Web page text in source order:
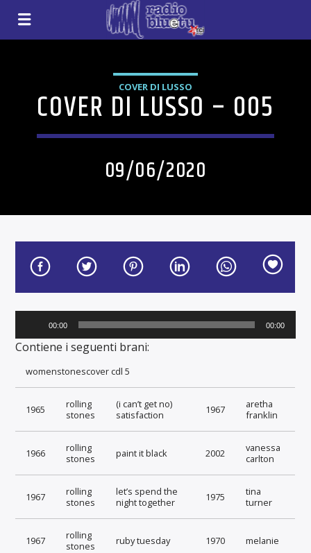
COVER DI LUSSO
COVER DI LUSSO – 005
09/06/2020
Player
00:00 00:00
Contiene i seguenti brani:
womenstonescover cdl 5
1965
rolling
stones
(i can’t get no)
satisfaction
1967
aretha
franklin
1966
rolling
stones
paint it black 2002
vanessa
carlton
1967
rolling
stones
let’s spend the
night together
1975
tina
turner
1967
rolling
stones
ruby tuesday 1970 melanie